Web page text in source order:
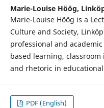
Marie-Louise Höög,
Marie-Louise Höög is a
Culture and Society,
professional and
based learning,
and rhetoric in
PDF (English)